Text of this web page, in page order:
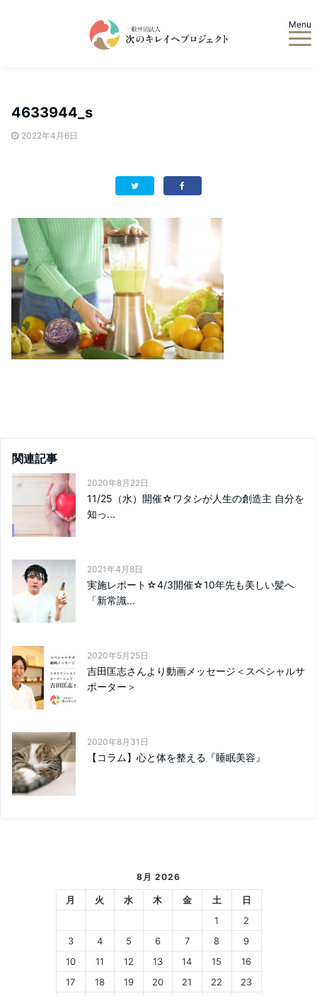
Menu
4633944_s
2022年4月6日
関連記事
2020年8月22日
11/25（水）開催☆ワタシが人生の創造主 自分を
知っ...
2021年4月8日
実施レポート☆4/3開催☆10年先も美しい髪へ
「新常識...
2020年5月25日
吉田匡志さんより動画メッセージ＜スペシャルサ
ポーター＞
2020年8月31日
【コラム】心と体を整える『睡眠美容』
8月 2026
月 火 水 木 金 土
日
1
2
3
4 5 6 7 8
9
10
11 12 13 14 15
16
17
18 19 20 21 22
23